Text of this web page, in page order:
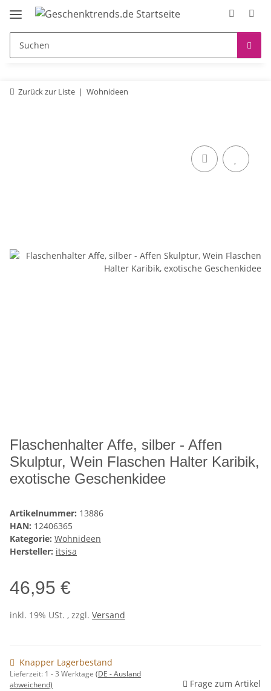
Zurück zur Liste Wohnideen
Flaschenhalter Affe, silber - Affen
Skulptur, Wein Flaschen Halter Karibik,
exotische Geschenkidee
Artikelnummer: 13886
HAN: 12406365
Kategorie: Wohnideen
Hersteller: itsisa
46,95 €
inkl. 19% USt. , zzgl. Versand
Knapper Lagerbestand
Lieferzeit: 1 - 3 Werktage (DE - Ausland
abweichend)
Frage zum Artikel